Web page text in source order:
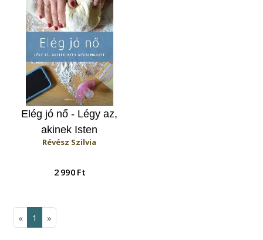
Elég jó nő - Légy az,
akinek Isten
megálmodott
Révész Szilvia
2 990 Ft
« 1 »